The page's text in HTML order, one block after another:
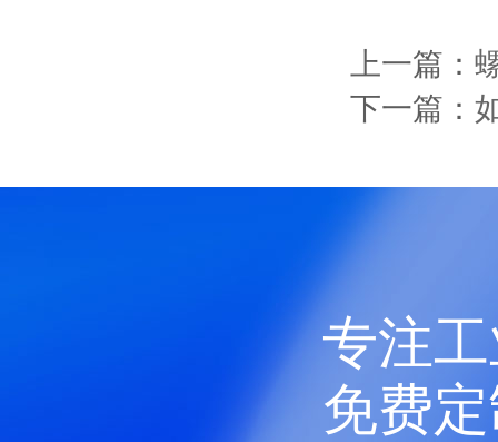
上一篇：
下一篇：
专注
免费